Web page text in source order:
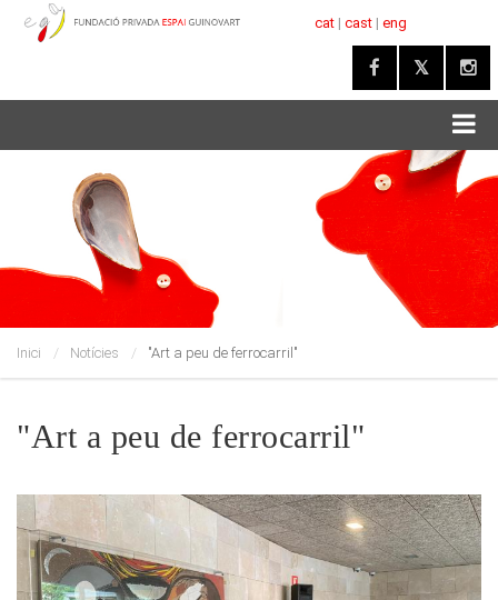
cat| cast| eng
Inici Notícies "Art a peu de ferrocarril"
"Art a peu de ferrocarril"